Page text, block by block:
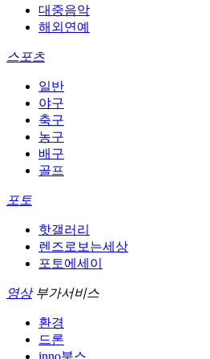
대중음악
해외연예
스포츠
일반
야구
축구
농구
배구
골프
포토
핫갤러리
렌즈로보는세상
포토에세이
영상 부가서비스
환경
드론
inno북스